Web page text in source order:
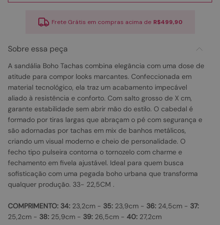
Frete Grátis em compras acima de R$499,90
Sobre essa peça
A sandália Boho Tachas combina elegância com uma dose de
atitude para compor looks marcantes. Confeccionada em
material tecnológico, ela traz um acabamento impecável
aliado à resistência e conforto. Com salto grosso de X cm,
garante estabilidade sem abrir mão do estilo. O cabedal é
formado por tiras largas que abraçam o pé com segurança e
são adornadas por tachas em mix de banhos metálicos,
criando um visual moderno e cheio de personalidade. O
fecho tipo pulseira contorna o tornozelo com charme e
fechamento em fivela ajustável. Ideal para quem busca
sofisticação com uma pegada boho urbana que transforma
qualquer produção. 33- 22,5CM .
COMPRIMENTO: 34: 23,2cm - 35: 23,9cm - 36: 24,5cm - 37:
25,2cm - 38: 25,9cm - 39: 26,5cm - 40: 27,2cm